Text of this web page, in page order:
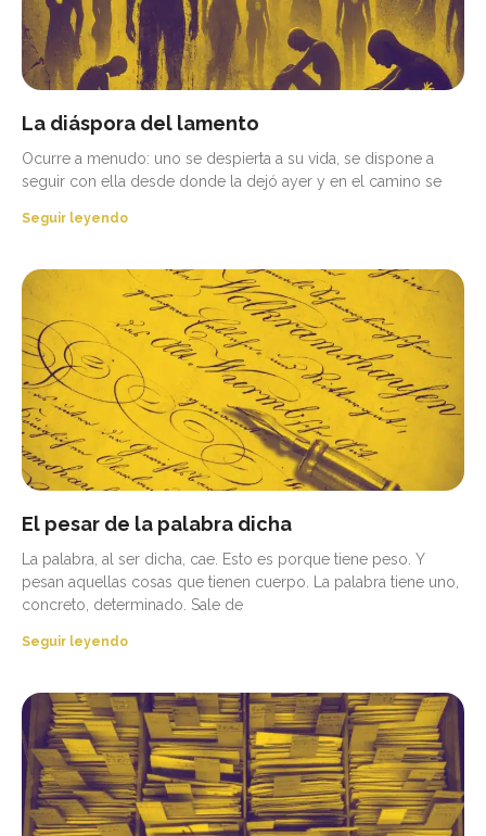
La diáspora del lamento
Ocurre a menudo: uno se despierta a su vida, se dispone a
seguir con ella desde donde la dejó ayer y en el camino se
Seguir leyendo
El pesar de la palabra dicha
La palabra, al ser dicha, cae. Esto es porque tiene peso. Y
pesan aquellas cosas que tienen cuerpo. La palabra tiene uno,
concreto, determinado. Sale de
Seguir leyendo